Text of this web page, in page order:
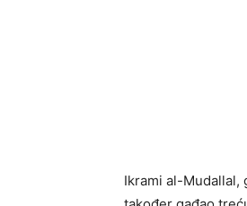
Ikrami al-Mudallal,